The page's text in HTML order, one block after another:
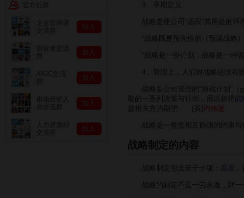
3、早期定义
战略是使公司“适应”其所处的环
“战略既是预先性的（预谋战略）
“战略是一份计划；战略是一种诡
4、管理上，人们对战略还没有统
战略是公司管理的“游戏计划”（
取的一系列决策与行动，用以获得
益相关方的期望——[英] 约翰逊
战略是一整套相互协调的约束与
战略制定的内容
战略制定包含若干子项： 愿景
战略的制定不是一劳永逸，到一
加入
加入
加入
加入
加入